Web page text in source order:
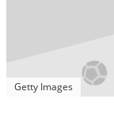
Getty Images